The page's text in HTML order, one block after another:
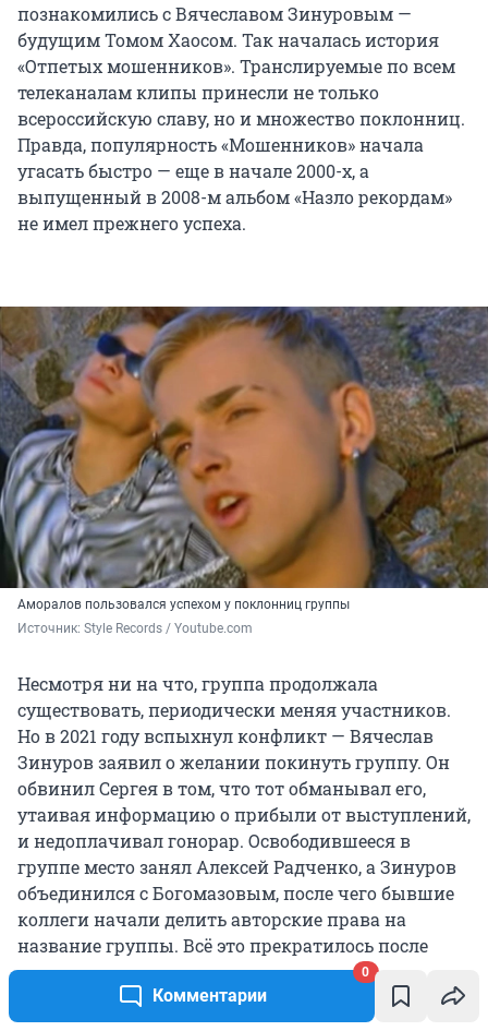
Комментарии
0
познакомились с Вячеславом Зинуровым —
будущим Томом Хаосом. Так началась история
«Отпетых мошенников». Транслируемые по всем
телеканалам клипы принесли не только
всероссийскую славу, но и множество поклонниц.
Правда, популярность «Мошенников» начала
угасать быстро — еще в начале 2000-х, а
выпущенный в 2008-м альбом «Назло рекордам»
не имел прежнего успеха.
Аморалов пользовался успехом у поклонниц группы
Источник: Style Records / Youtube.com
Несмотря ни на что, группа продолжала
существовать, периодически меняя участников.
Но в 2021 году вспыхнул конфликт — Вячеслав
Зинуров заявил о желании покинуть группу. Он
обвинил Сергея в том, что тот обманывал его,
утаивая информацию о прибыли от выступлений,
и недоплачивал гонорар. Освободившееся в
группе место занял Алексей Радченко, а Зинуров
объединился с Богомазовым, после чего бывшие
коллеги начали делить авторские права на
название группы. Всё это прекратилось после
смерти Тома Хаосав марте 2022 года — он
покончил с собой.